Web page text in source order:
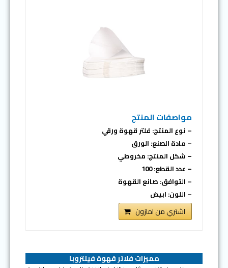
مواصفات المنتج
– نوع المنتج: فلتر قهوة ورقي
– مادة الصنع: الورق
– شكل المنتج: مخروطي
– عدد القطع: 100
– التوافق: صانع القهوة
– اللون: ابيض
اشتري من امازون
مميزات فلاتر قهوة فيلتروبا